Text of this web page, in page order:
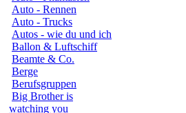
Auto - Rennen
Auto - Trucks
Autos - wie du und ich
Ballon & Luftschiff
Beamte & Co.
Berge
Berufsgruppen
Big Brother is
watching you